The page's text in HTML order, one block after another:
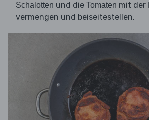
Schalotten und die Tomaten mit der
vermengen und beiseitestellen.